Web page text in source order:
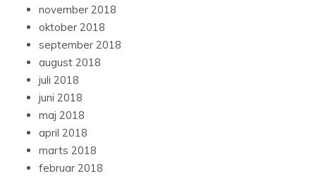
november 2018
oktober 2018
september 2018
august 2018
juli 2018
juni 2018
maj 2018
april 2018
marts 2018
februar 2018